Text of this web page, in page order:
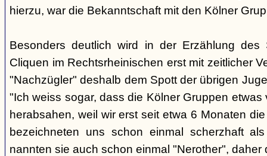
hierzu, war die Bekanntschaft mit den Kölner
Besonders deutlich wird in der Erzählung
Cliquen im Rechtsrheinischen erst mit zeitlicher
"Nachzügler" deshalb dem Spott der übrigen
"Ich weiss sogar, dass die Kölner Gruppen
herabsahen, weil wir erst seit etwa 6 Monaten
bezeichneten uns schon einmal scherzhaft
nannten sie auch schon einmal "Nerother", daher